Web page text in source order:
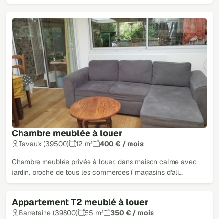
Chambre meublée à louer
Tavaux (39500) 12 m² 400 € / mois
Chambre meublée privée à louer, dans maison calme avec
jardin, proche de tous les commerces ( magasins d'ali…
Appartement T2 meublé à louer
Barretaine (39800) 55 m² 350 € / mois